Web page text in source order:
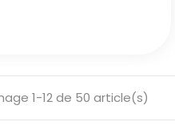
1-12 de 50 article(s)